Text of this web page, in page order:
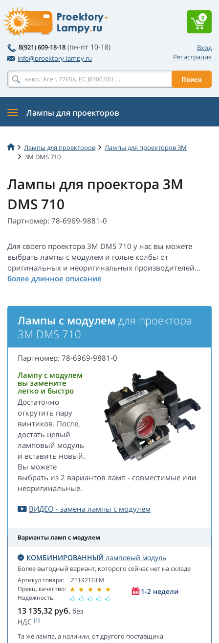
Вход
Регистрация
8(921) 609-18-18 (пн-пт 10-18)
info@proektory-lampy.ru
Поиск
0
Лампы для проекторов
Лампы для проекторов
Лампы для проекторов 3M
3M DMS 710
Лампы для проектора 3M
DMS 710
Партномер: 78-6969-9881-0
Для своего проектора 3M DMS 710 у нас вы можете
выбрать лампы с модулем и голые колбы от
оригинальных и неоригинальных производителей...
Лампы с модулем для проектора
3M DMS 710
Партномер: 78-6969-9881-0
Лампу с модулем
вы замените
легко и быстро
Достаточно
открутить пару
винтиков. После,
достать целый
ламповый модуль
и вставить новый.
Вы можете
выбрать из 2 вариантов ламп - совместимые или
неоригинальные.
ВИДЕО - замена лампы с модулем
Варианты ламп с модулем
КОМБИНИРОВАННЫЙ ламповый модуль
Более выгодный вариант, которого сейчас нет на складе
Артикул товара:
Прекц. качество:
Надежность:
Z51921GLM
1-2 недели
13 135,32 руб. без
НДС [1]
Та же лампа, а наличии, от другого поставщика